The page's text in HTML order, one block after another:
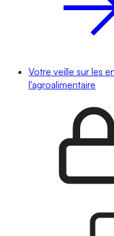
Votre veille sur les
l'agroalimentaire